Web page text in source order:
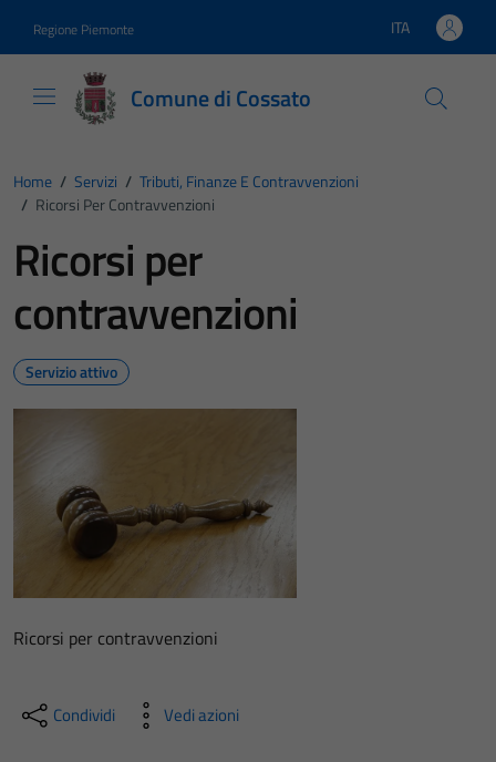
Regione Piemonte Lingua attiva:
ITA
Comune di Cossato
Home / Servizi / Tributi, Finanze E Contravvenzioni
/ Ricorsi Per Contravvenzioni
Ricorsi per
contravvenzioni
Servizio attivo
Ricorsi per contravvenzioni
Condividi Vedi azioni